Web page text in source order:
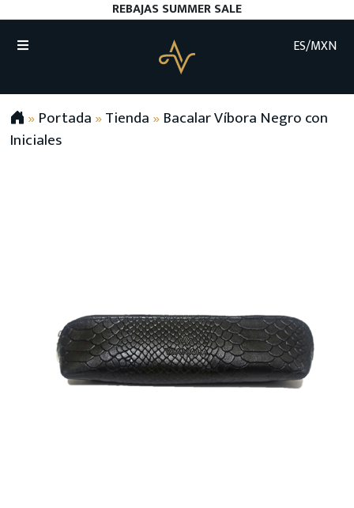
REBAJAS SUMMER SALE
ES/MXN
»Portada»Tienda»Bacalar Víbora Negro con
Iniciales